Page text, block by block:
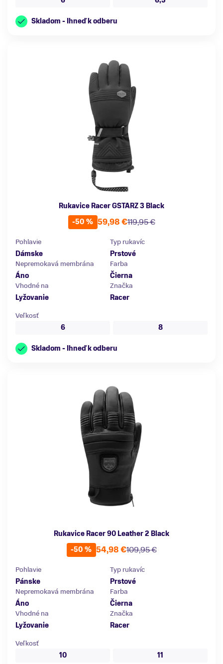
Skladom - Ihneď k odberu
Rukavice Racer GSTARZ 3 Black
-50 %
119,95 €
59,98 €
Pohlavie
Dámske
Typ rukavíc
Prstové
Nepremokavá membrána
Áno
Farba
Čierna
Vhodné na
Lyžovanie
Značka
Racer
Veľkosť
6
8
Skladom - Ihneď k odberu
Rukavice Racer 90 Leather 2 Black
-50 %
109,95 €
54,98 €
Pohlavie
Pánske
Typ rukavíc
Prstové
Nepremokavá membrána
Áno
Farba
Čierna
Vhodné na
Lyžovanie
Značka
Racer
Veľkosť
10
11